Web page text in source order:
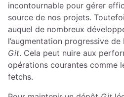
incontournable pour gérer
source de nos projets.
auquel de nombreux
l’augmentation progressive
Git. Cela peut nuire aux
opérations courantes comme
fetchs.